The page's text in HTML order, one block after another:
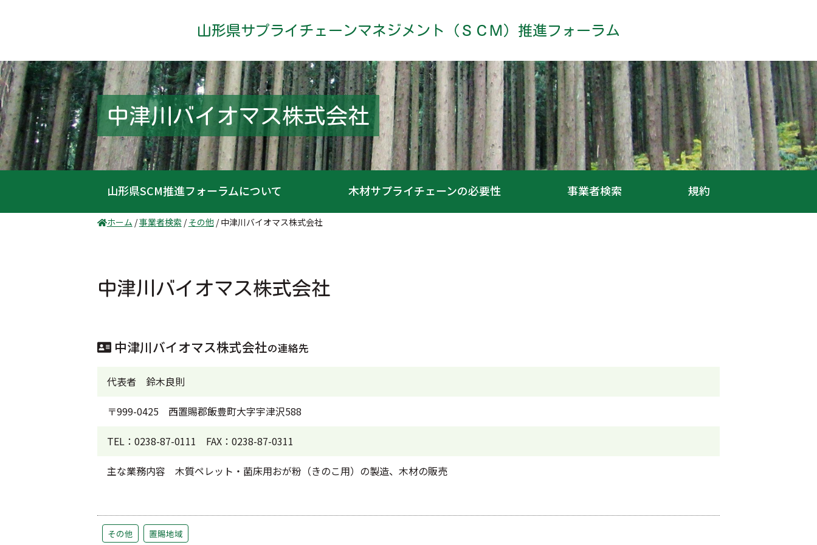
山形県サプライチェーンマネジメント（ＳＣＭ）推進フォーラム
中津川バイオマス株式会社
山形県SCM推進フォーラムについて 木材サプライチェーンの必要性 事業者検索 規約
ホーム /事業者検索 /その他/中津川バイオマス株式会社
中津川バイオマス株式会社
中津川バイオマス株式会社の連絡先
代表者 鈴木良則
〒999-0425 西置賜郡飯豊町大字宇津沢588
TEL：0238-87-0111 FAX：0238-87-0311
主な業務内容 木質ペレット・菌床用おが粉（きのこ用）の製造、木材の販売
その他 置賜地域